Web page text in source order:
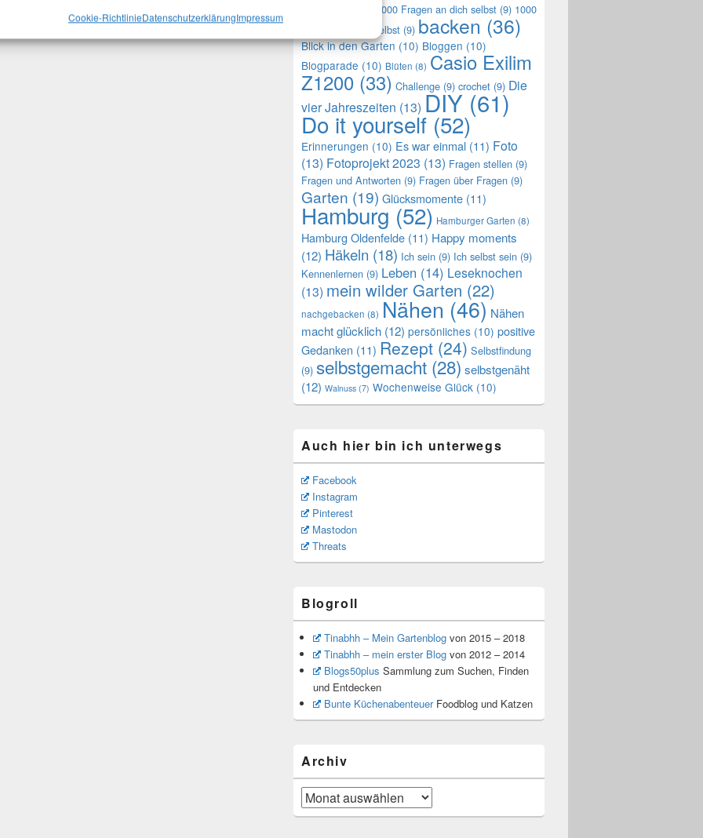
Cookie-RichtlinieDatenschutzerklärungImpressum
1000 Fragen an dich selbst (9) 1000
Fragen an mich selbst (9) backen (36)
Blick in den Garten (10) Bloggen (10)
Blogparade (10) Blüten (8) Casio Exilim
Z1200 (33) Challenge (9) crochet (9) Die
vier Jahreszeiten (13) DIY(61)
Do it yourself (52)
Erinnerungen (10) Es war einmal (11) Foto
(13) Fotoprojekt 2023 (13) Fragen stellen (9)
Fragen und Antworten (9) Fragen über Fragen (9)
Garten (19) Glücksmomente (11)
Hamburg (52) Hamburger Garten (8)
Hamburg Oldenfelde (11) Happy moments
(12) Häkeln (18) Ich sein (9) Ich selbst sein (9)
Kennenlernen (9) Leben (14) Leseknochen
(13) mein wilder Garten (22)
nachgebacken (8) Nähen (46) Nähen
macht glücklich (12) persönliches (10) positive
Gedanken (11) Rezept (24) Selbstfindung
(9) selbstgemacht (28) selbstgenäht
(12) Walnuss (7) Wochenweise Glück (10)
Auch hier bin ich unterwegs
Facebook
Instagram
Pinterest
Mastodon
Threats
Blogroll
Tinabhh – Mein Gartenblogvon 2015 – 2018
Tinabhh – mein erster Blogvon 2012 – 2014
Blogs50plus Sammlung zum Suchen, Finden
und Entdecken
Bunte KüchenabenteuerFoodblog und Katzen
Archiv
Archiv